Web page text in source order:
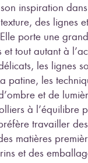
inspiration
des lignes
Elle porte une
et tout autant à
les lignes
patine, les
et de
à l’équilibre
travailler
matières
et des